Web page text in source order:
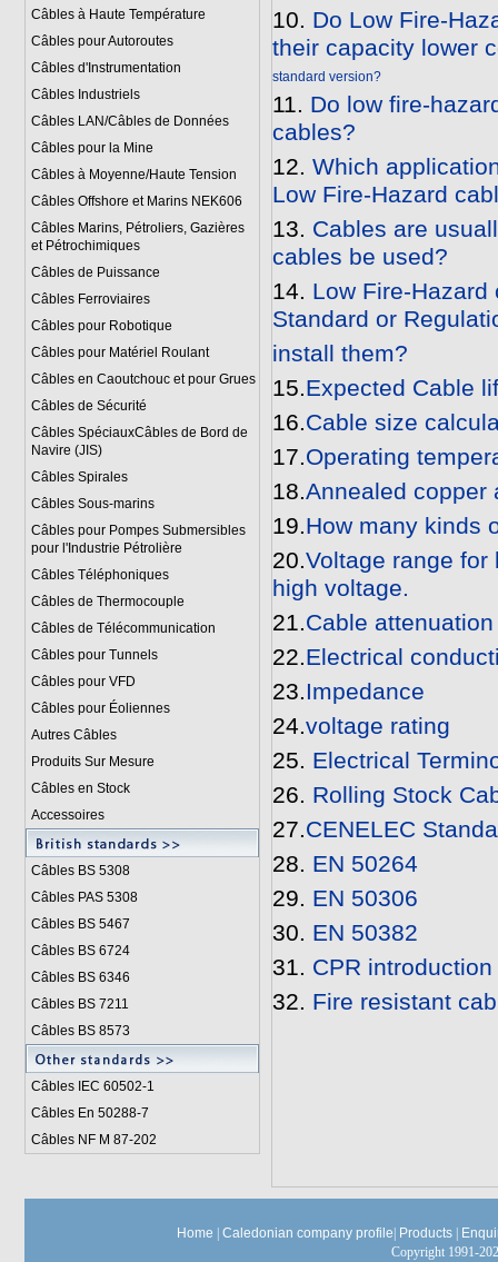
Câbles à Haute Température
Câbles pour Autoroutes
Câbles d'Instrumentation
Câbles Industriels
Câbles LAN/Câbles de Données
Câbles pour la Mine
Câbles à Moyenne/Haute Tension
Câbles Offshore et Marins NEK606
Câbles Marins, Pétroliers, Gazières
et Pétrochimiques
Câbles de Puissance
Câbles Ferroviaires
Câbles pour Robotique
Câbles pour Matériel Roulant
Câbles en Caoutchouc et pour Grues
Câbles de Sécurité
Câbles SpéciauxCâbles de Bord de
Navire (JIS)
Câbles Spirales
Câbles Sous-marins
Câbles pour Pompes Submersibles
pour l'Industrie Pétrolière
Câbles Téléphoniques
Câbles de Thermocouple
Câbles de Télécommunication
Câbles pour Tunnels
Câbles pour VFD
Câbles pour Éoliennes
Autres Câbles
Produits Sur Mesure
Câbles en Stock
Accessoires
Câbles BS 5308
Câbles PAS 5308
Câbles BS 5467
Câbles BS 6724
Câbles BS 6346
Câbles BS 7211
Câbles BS 8573
Câbles IEC 60502-1
Câbles En 50288-7
Câbles NF M 87-202
10. Do Low Fire-
their capacity lower
standard version?
11. Do low fire-
cables?
12. Which
Low Fire-Hazard
13. Cables are
cables be used?
14. Low Fire-
Standard or
install them?
15.Expected Cable
16.Cable size
17.Operating
18.Annealed copper
19.How many kinds
20.Voltage range
high voltage.
21.Cable attenuation
22.Electrical
23.Impedance
24.voltage rating
25. Electrical
26. Rolling Stock
27.CENELEC
28. EN 50264
29. EN 50306
30. EN 50382
31. CPR introduction
32. Fire resistant
Home Caledonian company profile Products
Copyright 1991-